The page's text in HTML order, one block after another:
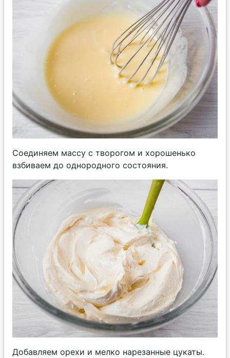
Соединяем массу с творогом и хорошенько
взбиваем до однородного состояния.
Добавляем орехи и мелко нарезанные цукаты.